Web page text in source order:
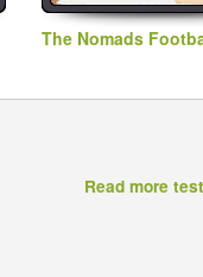
The Nomads
Read more